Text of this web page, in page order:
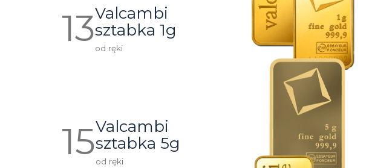
Valcambi
sztabka 1g
od ręki
Valcambi
sztabka 5g
od ręki